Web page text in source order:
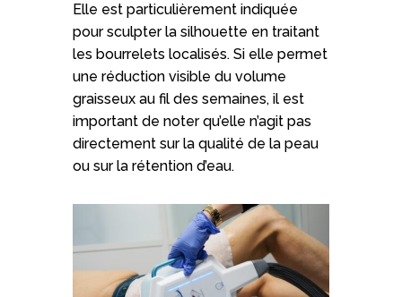
Elle est particulièrement indiquée
pour sculpter la silhouette en traitant
les bourrelets localisés. Si elle permet
une réduction visible du volume
graisseux au fil des semaines, il est
important de noter qu’elle n’agit pas
directement sur la qualité de la peau
ou sur la rétention d’eau.